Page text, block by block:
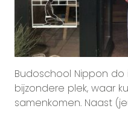
Budoschool Nippon do
bijzondere plek, waar
samenkomen. Naast